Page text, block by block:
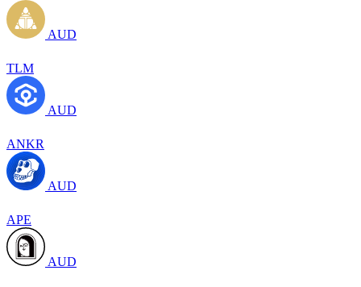
AUD
TLM
AUD
ANKR
AUD
APE
AUD